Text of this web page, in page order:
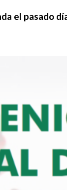
el pasado